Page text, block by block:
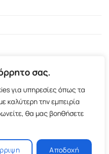
σας.
για υπηρεσίες όπως τα
καλύτερη την εμπειρία
θα μας βοηθήσετε
Αποδοχή
Α.Α. Λιβάνη| All rights
2103661200- F: 2103617791